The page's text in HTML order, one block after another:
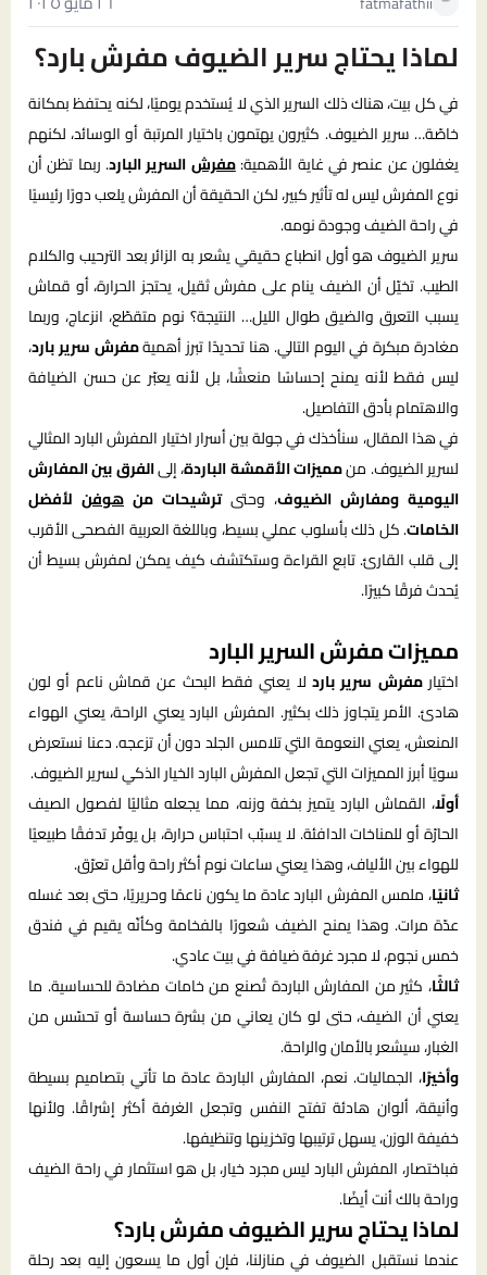
لماذا يحتاج سرير الضيوف مفرش بارد؟
في كل بيت، هناك ذلك السرير الذي لا يُستخدم يوميًا، لكنه يحتفظ بمكانة
خاصّة… سرير الضيوف. كثيرون يهتمون باختيار المرتبة أو الوسائد، لكنهم
يغفلون عن عنصر في غاية الأهمية:مفرشالسرير البارد. ربما تظن أن
نوع المفرش ليس له تأثير كبير، لكن الحقيقة أن المفرش يلعب دورًا رئيسيًا
في راحة الضيف وجودة نومه.
سرير الضيوف هو أول انطباع حقيقي يشعر به الزائر بعد الترحيب والكلام
الطيب. تخيّل أن الضيف ينام على مفرش ثقيل، يحتجز الحرارة، أو قماش
يسبب التعرق والضيق طوال الليل… النتيجة؟ نوم متقطّع، انزعاج، وربما
مغادرة مبكرة في اليوم التالي. هنا تحديدًا تبرز أهميةمفرش سرير بارد،
ليس فقط لأنه يمنح إحساسًا منعشًا، بل لأنه يعبّر عن حسن الضيافة
والاهتمام بأدق التفاصيل.
في هذا المقال، سنأخذك في جولة بين أسرار اختيار المفرش البارد المثالي
لسرير الضيوف. منمميزات الأقمشة الباردة، إلىالفرق بين المفارش
اليومية ومفارش الضيوف، وحتىترشيحات من هوفن لأفضل
الخامات. كل ذلك بأسلوب عملي بسيط، وباللغة العربية الفصحى الأقرب
إلى قلب القارئ. تابع القراءة وستكتشف كيف يمكن لمفرش بسيط أن
يُحدث فرقًا كبيرًا.
مميزات مفرش السرير البارد
اختيارمفرش سرير بارد لا يعني فقط البحث عن قماش ناعم أو لون
هادئ. الأمر يتجاوز ذلك بكثير. المفرش البارد يعني الراحة، يعني الهواء
المنعش، يعني النعومة التي تلامس الجلد دون أن تزعجه. دعنا نستعرض
سويًا أبرز المميزات التي تجعل المفرش البارد الخيار الذكي لسرير الضيوف.
أولًا، القماش البارد يتميز بخفة وزنه، مما يجعله مثاليًا لفصول الصيف
الحارّة أو للمناخات الدافئة. لا يسبّب احتباس حرارة، بل يوفّر تدفقًا طبيعيًا
للهواء بين الألياف، وهذا يعني ساعات نوم أكثر راحة وأقل تعرّق.
ثانيًا، ملمس المفرش البارد عادة ما يكون ناعمًا وحريريًا، حتى بعد غسله
عدّة مرات. وهذا يمنح الضيف شعورًا بالفخامة وكأنّه يقيم في فندق
خمس نجوم، لا مجرد غرفة ضيافة في بيت عادي.
ثالثًا، كثير من المفارش الباردة تُصنع من خامات مضادة للحساسية. ما
يعني أن الضيف، حتى لو كان يعاني من بشرة حساسة أو تحسّس من
الغبار، سيشعر بالأمان والراحة.
وأخيرًا، الجماليات. نعم، المفارش الباردة عادة ما تأتي بتصاميم بسيطة
وأنيقة، ألوان هادئة تفتح النفس وتجعل الغرفة أكثر إشراقًا. ولأنها
خفيفة الوزن، يسهل ترتيبها وتخزينها وتنظيفها.
فباختصار، المفرش البارد ليس مجرد خيار، بل هو استثمار في راحة الضيف
وراحة بالك أنت أيضًا.
لماذا يحتاج سرير الضيوف مفرش بارد؟
عندما نستقبل الضيوف في منازلنا، فإن أول ما يسعون إليه بعد رحلة